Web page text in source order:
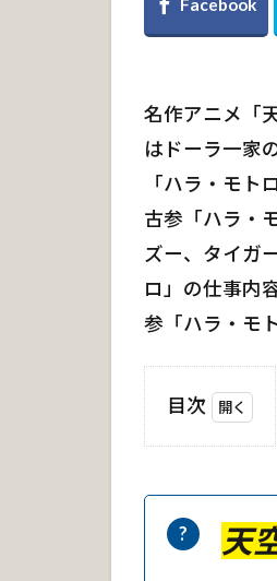
名作アニメ「
はドーラ一家
「ハラ・モ
古参「ハラ・
ズー、タイガ
ロ」の仕事内
参「ハラ・モ
目次
空
の
城
天